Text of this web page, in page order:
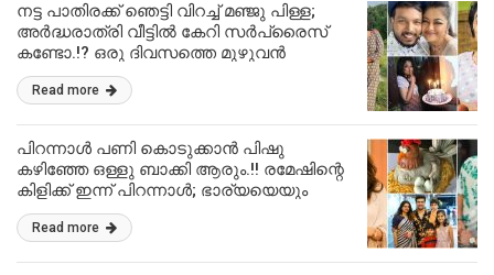
നട്ട പാതിരക്ക് ഞെട്ടി വിറച്ച് മഞ്ജു പിള്ള;
അർദ്ധരാത്രി വീട്ടിൽ കേറി സർപ്രൈസ്
കണ്ടോ.!? ഒരു ദിവസത്തെ മുഴുവൻ
കഷ്ടപ്പാടും മഞ്ജു ചേച്ചിക്ക് സമ്മാനിച്ച്
കാർത്തിക്ക് സൂര്യ.!! | Karthik Surya
Read more
പിറന്നാൾ പണി കൊടുക്കാൻ പിഷു
കഴിഞ്ഞേ ഒള്ളു ബാക്കി ആരും.!! രമേഷിന്റെ
കിളിക്ക് ഇന്ന് പിറന്നാൾ; ഭാര്യയെയും
ട്രോളാൻ മറന്നില്ല.!! | Ramesh Pisharody
Wife Birthday
Read more